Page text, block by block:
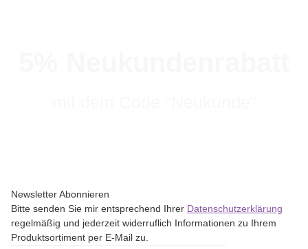
Newsletter Abonnieren
Bitte senden Sie mir entsprechend Ihrer Datenschutzerklärung
regelmäßig und jederzeit widerruflich Informationen zu Ihrem
Produktsortiment per E-Mail zu.